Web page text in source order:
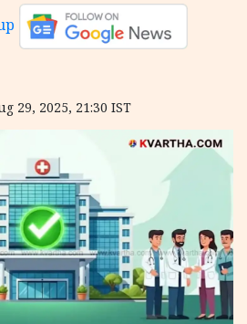
29, 2025, 21:30 IST